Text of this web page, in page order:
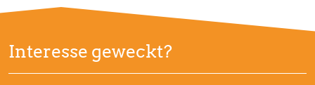
Interesse geweckt?